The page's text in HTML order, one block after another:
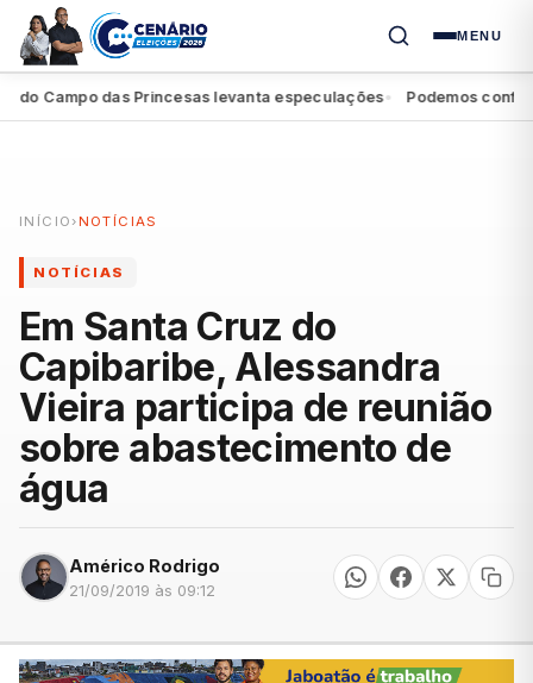
MENU
Campo das Princesas levanta especulações● Podemos confirma
INÍCIO › NOTÍCIAS
NOTÍCIAS
Em Santa Cruz do
Capibaribe, Alessandra
Vieira participa de reunião
sobre abastecimento de
água
Américo Rodrigo
21/09/2019 às 09:12